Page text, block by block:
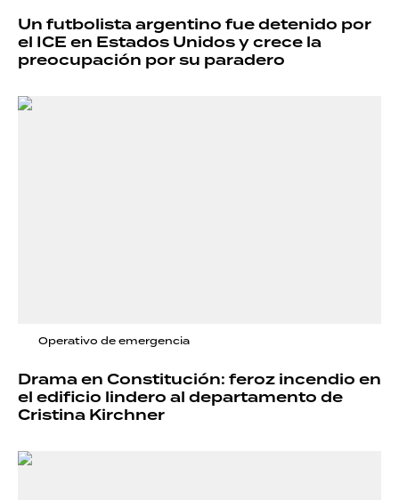
Un futbolista argentino fue detenido por
el ICE en Estados Unidos y crece la
preocupación por su paradero
Operativo de emergencia
Drama en Constitución: feroz incendio en
el edificio lindero al departamento de
Cristina Kirchner